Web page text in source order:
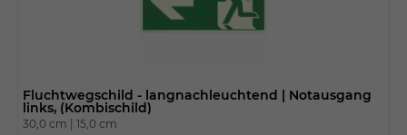
Fluchtwegschild - langnachleuchtend | Notausgang
links, (Kombischild)
30,0 cm | 15,0 cm